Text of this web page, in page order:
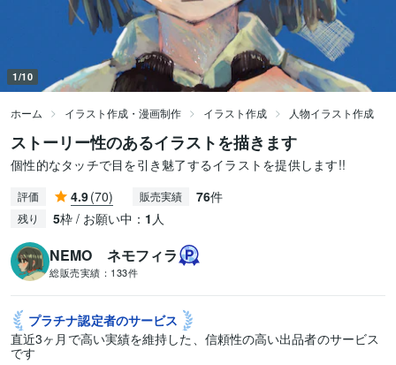
1/10
ホーム イラスト作成・漫画制作 イラスト作成 人物イラスト作成
ストーリー性のあるイラストを描きます
個性的なタッチで目を引き魅了するイラストを提供します!!
評価 4.9(70) 販売実績 76件
残り 5枠 / お願い中： 1 人
NEMO ネモフィラ
総販売実績： 133件
プラチナ認定者のサービス
直近3ヶ月で高い実績を維持した、信頼性の高い出品者のサービス
です